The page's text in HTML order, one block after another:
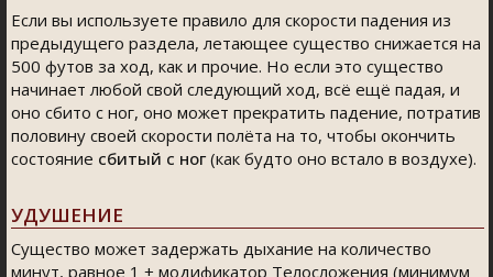
Если вы используете правило для скорости падения из
предыдущего раздела, летающее существо снижается на
500 футов за ход, как и прочие. Но если это существо
начинает любой свой следующий ход, всё ещё падая, и
оно сбито с ног, оно может прекратить падение, потратив
половину своей скорости полёта на то, чтобы окончить
состояние сбитый с ног(как будто оно встало в воздухе).
УДУШЕНИЕ
Существо может задержать дыхание на количество
минут, равное 1 + модификатор Телосложения (минимум